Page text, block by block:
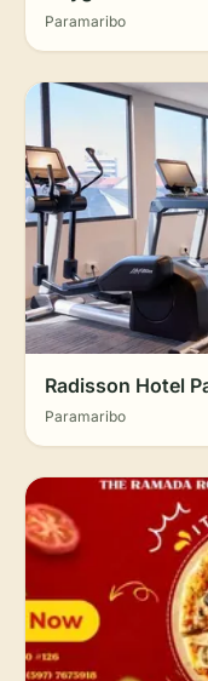
Paramaribo
Radisson Hotel
Paramaribo